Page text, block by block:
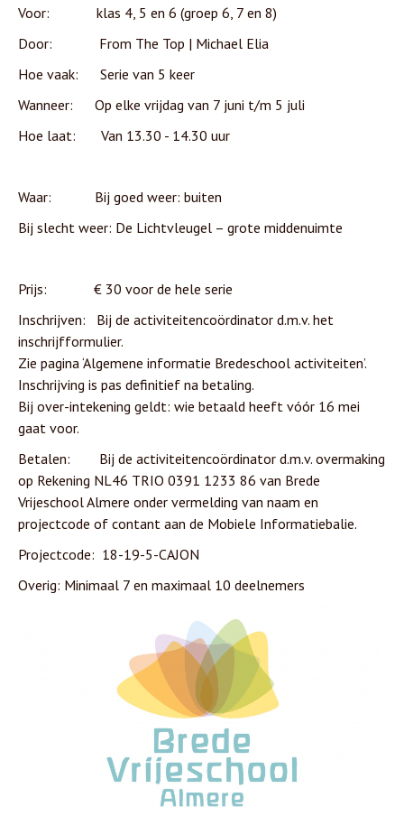
Voor: klas 4, 5 en 6 (groep 6, 7 en 8)
Door: From The Top | Michael Elia
Hoe vaak: Serie van 5 keer
Wanneer: Op elke vrijdag van 7 juni t/m 5 juli
Hoe laat: Van 13.30 - 14.30 uur
Waar: Bij goed weer: buiten
Bij slecht weer: De Lichtvleugel – grote middenuimte
Prijs: € 30 voor de hele serie
Inschrijven: Bij de activiteitencoördinator d.m.v. het
inschrijfformulier.
Zie pagina ‘Algemene informatie Bredeschool activiteiten’.
Inschrijving is pas definitief na betaling.
Bij over-intekening geldt: wie betaald heeft vóór 16 mei
gaat voor.
Betalen: Bij de activiteitencoördinator d.m.v. overmaking
op Rekening NL46 TRIO 0391 1233 86 van Brede
Vrijeschool Almere onder vermelding van naam en
projectcode of contant aan de Mobiele Informatiebalie.
Projectcode: 18-19-5-CAJON
Overig: Minimaal 7 en maximaal 10 deelnemers